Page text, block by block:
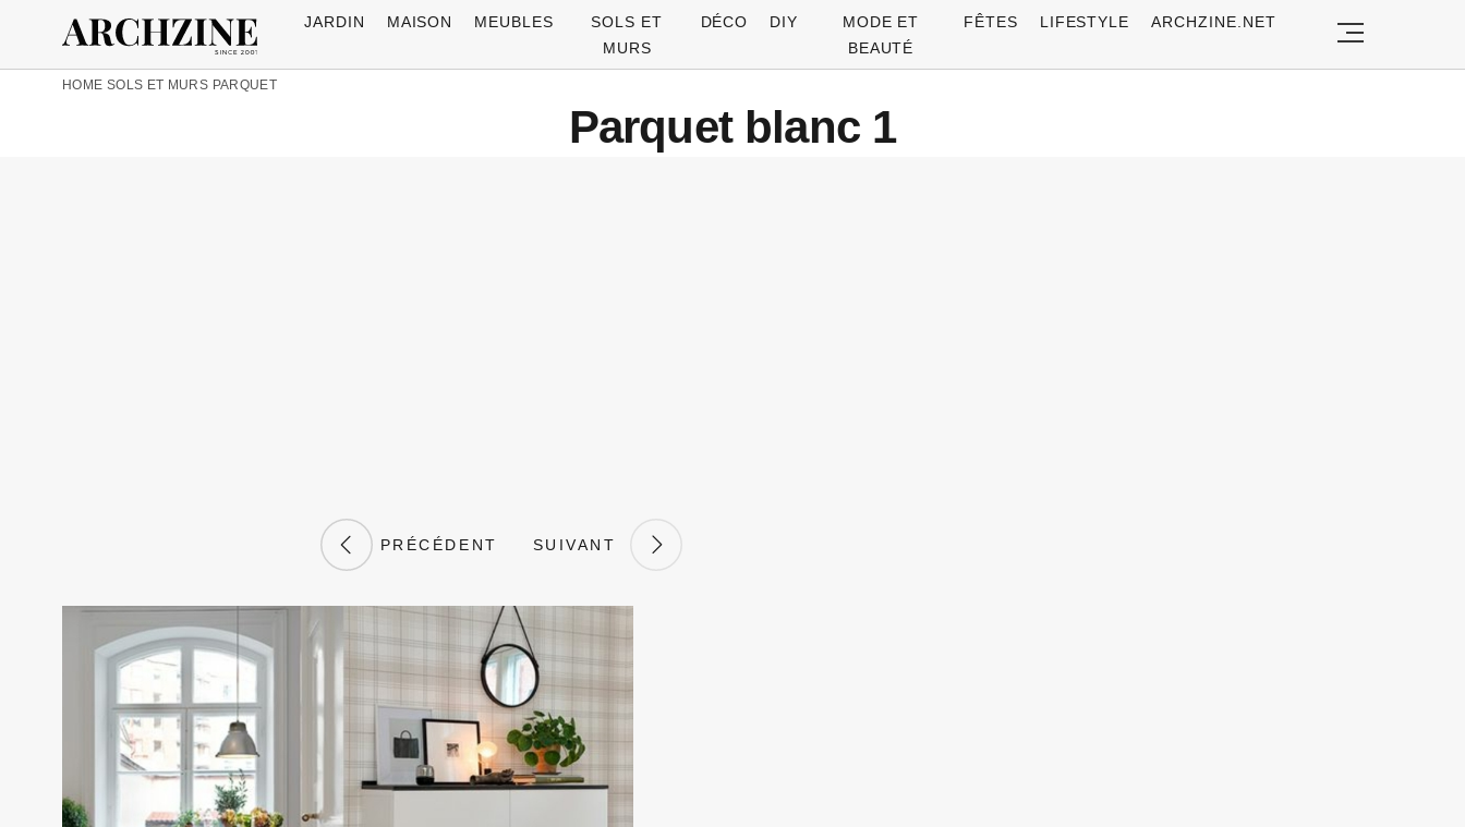
JARDIN MAISON MEUBLES
SOLS ET
MURS
DÉCO DIY
MODE ET
BEAUTÉ
FÊTES LIFESTYLE ARCHZINE.NET
HOME SOLS ET MURS PARQUET
Parquet blanc 1
PRÉCÉDENT SUIVANT